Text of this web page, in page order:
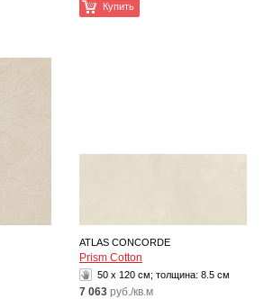
Купить
ATLAS CONCORDE
Prism Cotton
50 x 120 см; толщина: 8.5 см
7 063 руб./кв.м